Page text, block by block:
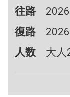
往路
復路
人数
大人